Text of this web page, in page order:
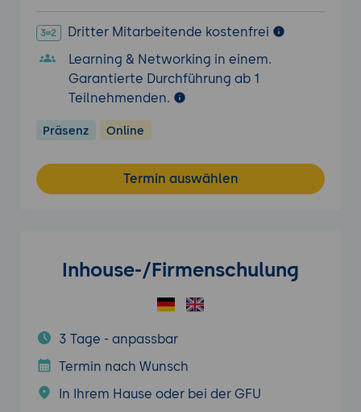
Dritter Mitarbeitende kostenfrei
Learning & Networking in einem.
Garantierte Durchführung ab 1
Teilnehmenden.
Präsenz Online
Termin auswählen
Inhouse-/Firmenschulung
3 Tage - anpassbar
Termin nach Wunsch
In Ihrem Hause oder bei der GFU